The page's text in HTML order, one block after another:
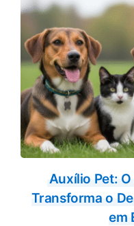
Auxílio Pet:
Transforma o
em